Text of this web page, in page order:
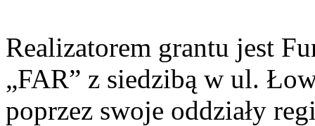
Realizatorem grantu jest
„FAR” z siedzibą w ul.
poprzez swoje oddziały